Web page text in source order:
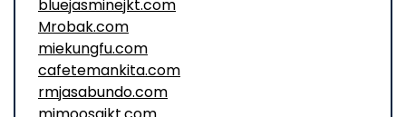
bluejasminejkt.com
Mrobak.com
miekungfu.com
cafetemankita.com
rmjasabundo.com